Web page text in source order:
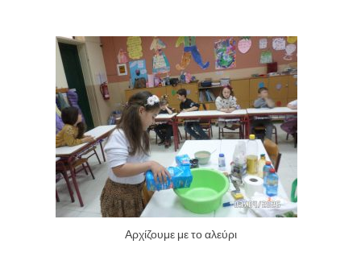
Αρχίζουμε με το αλεύρι